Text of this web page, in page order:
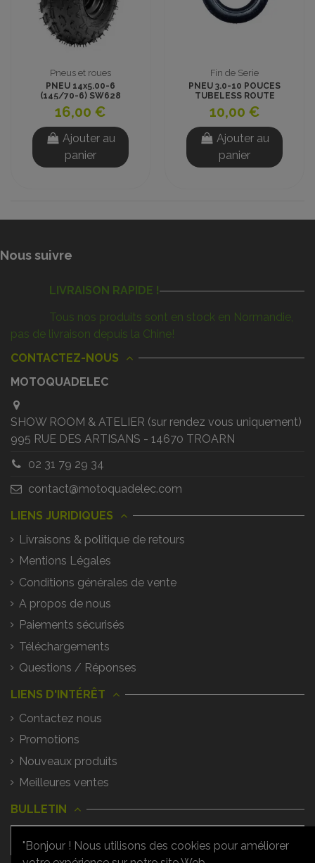
Pneus et roues
PNEU 14x5.00-6
(145/70-6) SW628
TUBELESS CROSS
16,00 €
Ajouter au
panier
Fin de Serie
PNEU 3.0-10 POUCES
TUBELESS ROUTE
DIRT BIKE
10,00 €
Ajouter au
panier
Nous suivre
LIVRAISON RAPIDE !
Tous nos produits sont en stock en Normandie,
pas de livraison depuis la Chine!
CONTACTEZ-NOUS
MOTOQUADELEC
SHOW ROOM & ATELIER (sur rendez vous uniquement)
995 RUE DES ARTISANS - 14670 TROARN
02 31 79 29 34
contact@motoquadelec.com
LIENS JURIDIQUES
Livraisons & politique de retours
Mentions Légales
Conditions générales de vente
A propos de nous
Paiements sécurisés
Téléchargements
Questions / Réponses
LIENS D'INTÉRÊT
Contactez nous
Promotions
Nouveaux produits
Meilleures ventes
BULLETIN
"Bonjour ! Nous utilisons des cookies pour améliorer